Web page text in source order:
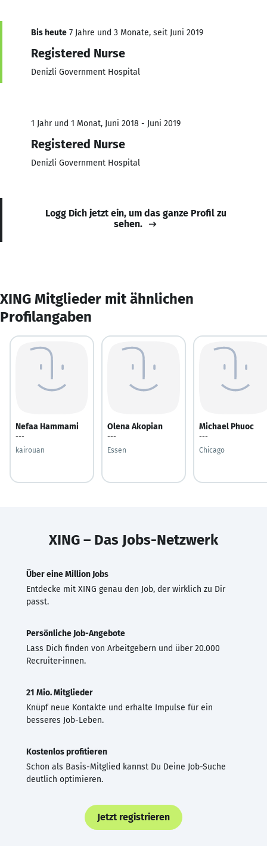
Bis heute 7 Jahre und 3 Monate, seit Juni 2019
Registered Nurse
Denizli Government Hospital
1 Jahr und 1 Monat, Juni 2018 - Juni 2019
Registered Nurse
Denizli Government Hospital
Logg Dich jetzt ein, um das ganze Profil zu
sehen.
XING Mitglieder mit ähnlichen
Profilangaben
Nefaa Hammami
---
kairouan
Olena Akopian
---
Essen
Michael Phuoc
---
Chicago
XING – Das Jobs-Netzwerk
Über eine Million Jobs
Entdecke mit XING genau den Job, der wirklich zu Dir
passt.
Persönliche Job-Angebote
Lass Dich finden von Arbeitgebern und über 20.000
Recruiter·innen.
21 Mio. Mitglieder
Knüpf neue Kontakte und erhalte Impulse für ein
besseres Job-Leben.
Kostenlos profitieren
Schon als Basis-Mitglied kannst Du Deine Job-Suche
deutlich optimieren.
Jetzt registrieren